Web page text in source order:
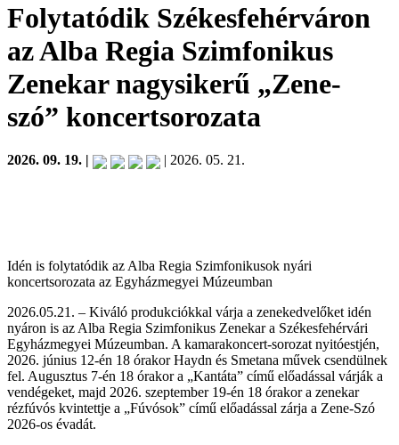
Folytatódik Székesfehérváron
az Alba Regia Szimfonikus
Zenekar nagysikerű „Zene-
szó” koncertsorozata
2026. 09. 19. | | 2026. 05. 21.
Idén is folytatódik az Alba Regia Szimfonikusok nyári
koncertsorozata az Egyházmegyei Múzeumban
2026.05.21. – Kiváló produkciókkal várja a zenekedvelőket idén
nyáron is az Alba Regia Szimfonikus Zenekar a Székesfehérvári
Egyházmegyei Múzeumban. A kamarakoncert-sorozat nyitóestjén,
2026. június 12-én 18 órakor Haydn és Smetana művek csendülnek
fel. Augusztus 7-én 18 órakor a „Kantáta” című előadással várják a
vendégeket, majd 2026. szeptember 19-én 18 órakor a zenekar
rézfúvós kvintettje a „Fúvósok” című előadással zárja a Zene-Szó
2026-os évadát.